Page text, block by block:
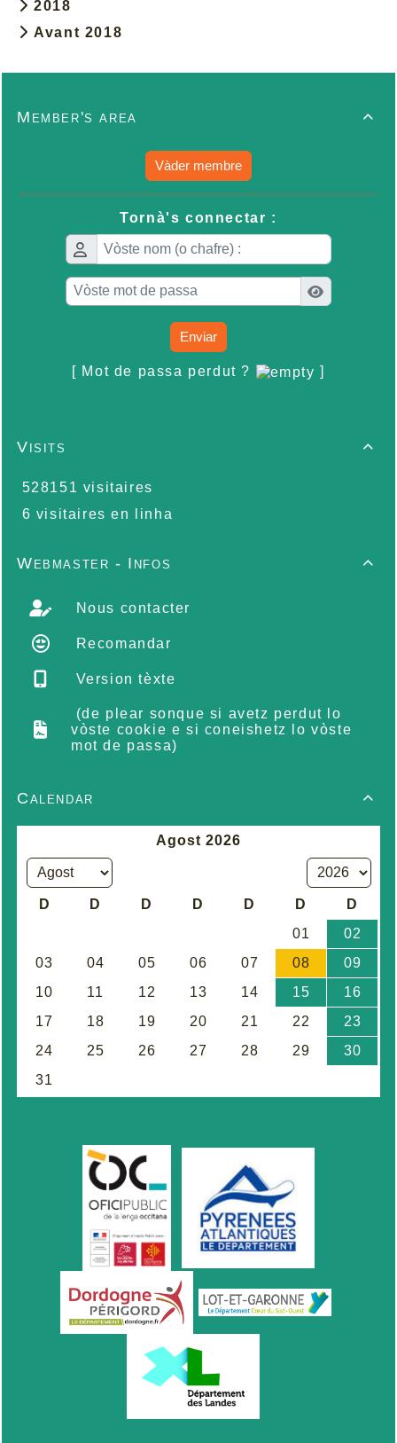
2018
Avant 2018

Member's area
Vàder membre
Tornà's connectar :
Enviar
[ Mot de passa perdut ? ]

Visits
528151 visitaires
6 visitaires en linha

Webmaster - Infos
Nous contacter
Recomandar
Version tèxte
(de plear sonque si avetz perdut lo
vòste cookie e si coneishetz lo vòste
mot de passa)

Calendar